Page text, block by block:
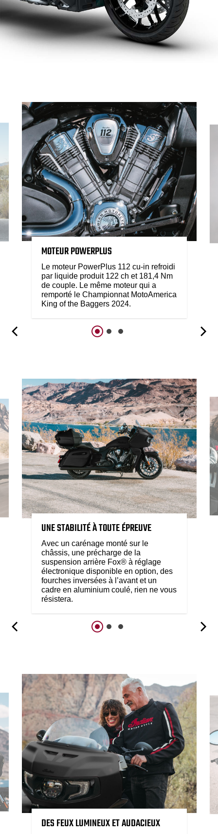
MOTEUR POWERPLUS
Le moteur PowerPlus 112 cu-in refroidi
par liquide produit 122 ch et 181,4 Nm
de couple. Le même moteur qui a
remporté le Championnat MotoAmerica
King of the Baggers 2024.
UNE STABILITÉ À TOUTE ÉPREUVE
Avec un carénage monté sur le
châssis, une précharge de la
suspension arrière Fox® à réglage
électronique disponible en option, des
fourches inversées à l’avant et un
cadre en aluminium coulé, rien ne vous
résistera.
DES FEUX LUMINEUX ET AUDACIEUX